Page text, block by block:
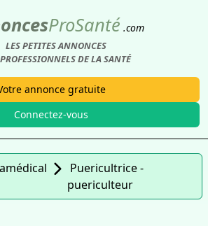
ProSanté .com
LES PETITES ANNONCES
DE LA SANTÉ
annonce gratuite
Connectez-vous
Puericultrice -
puericulteur